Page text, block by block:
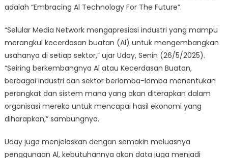
adalah “Embracing Al Technology For The Future”.
“Selular Media Network mengapresiasi industri yang mampu
merangkul kecerdasan buatan (Al) untuk mengembangkan
usahanya di setiap sektor,” ujar Uday, Senin (26/5/2025).
“Seiring berkembangnya Al atau Kecerdasan Buatan,
berbagai industri dan sektor berlomba-lomba menentukan
perangkat dan sistem mana yang akan diterapkan dalam
organisasi mereka untuk mencapai hasil ekonomi yang
diharapkan,” sambungnya.
Uday juga menjelaskan dengan semakin meluasnya
penggunaan Al, kebutuhannya akan data juga menjadi